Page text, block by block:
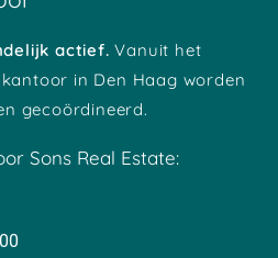
actief.Vanuit het
in Den Haag worden
gecoördineerd.
Sons Real Estate: